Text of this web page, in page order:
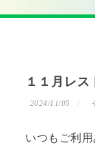
１１月レ
2024/11/05
いつもご利用